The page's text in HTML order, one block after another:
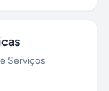
Serviços